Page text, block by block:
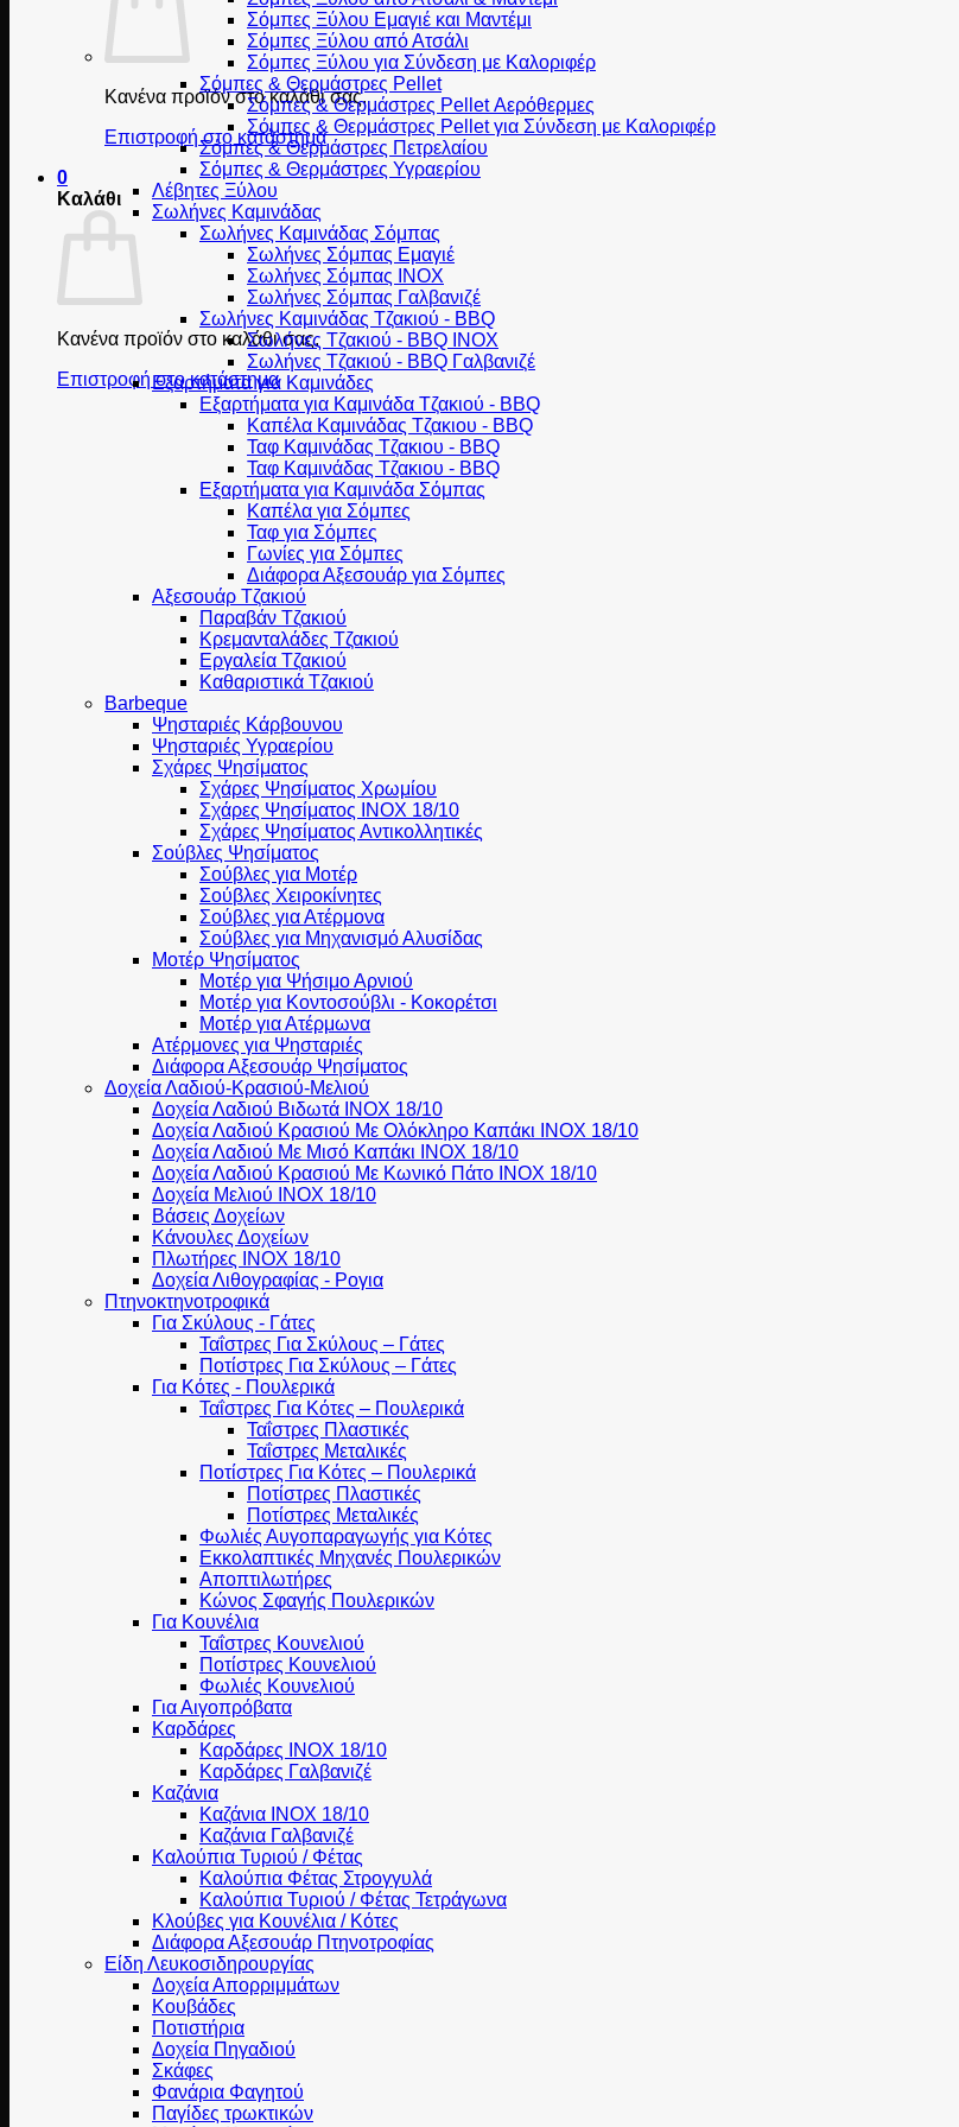
Κανένα προϊόν στο καλάθι σας.
Επιστροφή στο κατάστημα
0
Καλάθι
Κανένα προϊόν στο καλάθι σας.
Επιστροφή στο κατάστημα
Σόμπες Ξύλου Εμαγιέ και Μαντέμι
Σόμπες Ξύλου από Ατσάλι
Σόμπες Ξύλου για Σύνδεση με Καλοριφέρ
Σόμπες & Θερμάστρες Pellet
Σόμπες & Θερμάστρες Pellet Αερόθερμες
Σόμπες & Θερμάστρες Pellet για Σύνδεση με Καλοριφέρ
Σόμπες & Θερμάστρες Πετρελαίου
Σόμπες & Θερμάστρες Υγραερίου
Λέβητες Ξύλου
Σωλήνες Καμινάδας
Σωλήνες Καμινάδας Σόμπας
Σωλήνες Σόμπας Εμαγιέ
Σωλήνες Σόμπας INOX
Σωλήνες Σόμπας Γαλβανιζέ
Σωλήνες Καμινάδας Τζακιού - BBQ
Σωλήνες Τζακιού - BBQ INOX
Σωλήνες Τζακιού - BBQ Γαλβανιζέ
Εξαρτήματα για Καμινάδες
Εξαρτήματα για Καμινάδα Τζακιού - BBQ
Καπέλα Καμινάδας Τζακιου - BBQ
Ταφ Καμινάδας Τζακιου - BBQ
Ταφ Καμινάδας Τζακιου - BBQ
Εξαρτήματα για Καμινάδα Σόμπας
Καπέλα για Σόμπες
Ταφ για Σόμπες
Γωνίες για Σόμπες
Διάφορα Αξεσουάρ για Σόμπες
Αξεσουάρ Τζακιού
Παραβάν Τζακιού
Κρεμανταλάδες Τζακιού
Εργαλεία Τζακιού
Καθαριστικά Τζακιού
Barbeque
Ψησταριές Κάρβουνου
Ψησταριές Υγραερίου
Σχάρες Ψησίματος
Σχάρες Ψησίματος Χρωμίου
Σχάρες Ψησίματος INOX 18/10
Σχάρες Ψησίματος Αντικολλητικές
Σούβλες Ψησίματος
Σούβλες για Μοτέρ
Σούβλες Χειροκίνητες
Σούβλες για Ατέρμονα
Σούβλες για Μηχανισμό Αλυσίδας
Μοτέρ Ψησίματος
Μοτέρ για Ψήσιμο Αρνιού
Μοτέρ για Κοντοσούβλι - Κοκορέτσι
Μοτέρ για Ατέρμωνα
Ατέρμονες για Ψησταριές
Διάφορα Αξεσουάρ Ψησίματος
Δοχεία Λαδιού-Κρασιού-Μελιού
Δοχεία Λαδιού Βιδωτά ΙΝΟΧ 18/10
Δοχεία Λαδιού Κρασιού Με Ολόκληρο Καπάκι ΙΝΟΧ 18/10
Δοχεία Λαδιού Με Μισό Καπάκι ΙΝΟΧ 18/10
Δοχεία Λαδιού Κρασιού Με Κωνικό Πάτο ΙΝΟΧ 18/10
Δοχεία Μελιού ΙΝΟΧ 18/10
Βάσεις Δοχείων
Κάνουλες Δοχείων
Πλωτήρες INOX 18/10
Δοχεία Λιθογραφίας - Ρογια
Πτηνοκτηνοτροφικά
Για Σκύλους - Γάτες
Ταΐστρες Για Σκύλους – Γάτες
Ποτίστρες Για Σκύλους – Γάτες
Για Κότες - Πουλερικά
Ταΐστρες Για Κότες – Πουλερικά
Ταΐστρες Πλαστικές
Ταΐστρες Μεταλικές
Ποτίστρες Για Κότες – Πουλερικά
Ποτίστρες Πλαστικές
Ποτίστρες Μεταλικές
Φωλιές Αυγοπαραγωγής για Κότες
Εκκολαπτικές Μηχανές Πουλερικών
Αποπτιλωτήρες
Κώνος Σφαγής Πουλερικών
Για Κουνέλια
Ταΐστρες Κουνελιού
Ποτίστρες Κουνελιού
Φωλιές Κουνελιού
Για Αιγοπρόβατα
Καρδάρες
Καρδάρες INOX 18/10
Καρδάρες Γαλβανιζέ
Καζάνια
Καζάνια INOX 18/10
Καζάνια Γαλβανιζέ
Καλούπια Τυριού / Φέτας
Καλούπια Φέτας Στρογγυλά
Καλούπια Τυριού / Φέτας Τετράγωνα
Κλούβες για Κουνέλια / Κότες
Διάφορα Αξεσουάρ Πτηνοτροφίας
Είδη Λευκοσιδηρουργίας
Δοχεία Απορριμμάτων
Κουβάδες
Ποτιστήρια
Δοχεία Πηγαδιού
Σκάφες
Φανάρια Φαγητού
Παγίδες τρωκτικών